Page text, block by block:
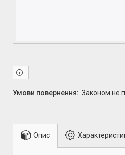
Законом не
Опис